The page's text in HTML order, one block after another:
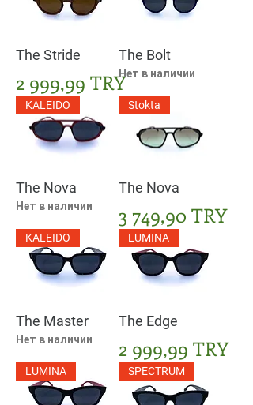
The Stride
Цена
2 999,99 TRY
The Bolt
Нет в наличии
KALEIDO
The Nova
Нет в наличии
Stokta
The Nova
Цена
3 749,90 TRY
KALEIDO
The Master
Нет в наличии
LUMINA
The Edge
Цена
2 999,99 TRY
LUMINA SPECTRUM